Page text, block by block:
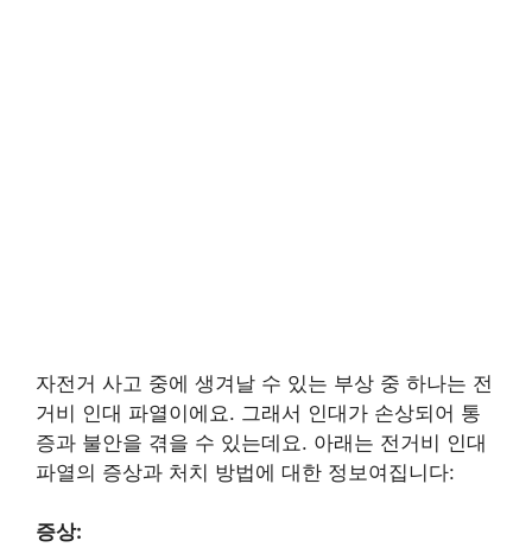
자전거 사고 중에 생겨날 수 있는 부상 중 하나는 전
거비 인대 파열이에요. 그래서 인대가 손상되어 통
증과 불안을 겪을 수 있는데요. 아래는 전거비 인대
파열의 증상과 처치 방법에 대한 정보여집니다:
증상: